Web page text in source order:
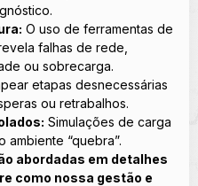
O uso de ferramentas de
falhas de rede,
ou sobrecarga.
etapas desnecessárias
ou retrabalhos.
Simulações de carga
ambiente “quebra”.
abordadas em detalhes
como nossa gestão e